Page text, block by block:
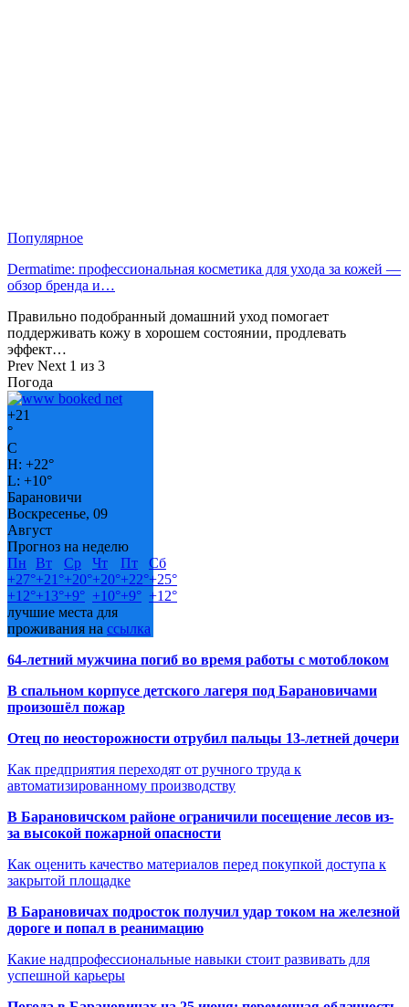
Популярное
Dermatime: профессиональная косметика для ухода за кожей —
обзор бренда и…
Правильно подобранный домашний уход помогает
поддерживать кожу в хорошем состоянии, продлевать
эффект…
Prev Next 1 из 3
Погода
+21
°
C
H: +22°
L: +10°
Барановичи
Воскресенье, 09
Август
Прогноз на неделю
Пн
Вт Ср Чт Пт
Сб
+27°+21°+20°+20°+22°+25°
+12°+13°+9° +10°+9° +12°
лучшие места для
проживания на ссылка
64-летний мужчина погиб во время работы с мотоблоком
В спальном корпусе детского лагеря под Барановичами
произошёл пожар
Отец по неосторожности отрубил пальцы 13-летней дочери
Как предприятия переходят от ручного труда к
автоматизированному производству
В Барановичском районе ограничили посещение лесов из-
за высокой пожарной опасности
Как оценить качество материалов перед покупкой доступа к
закрытой площадке
В Барановичах подросток получил удар током на железной
дороге и попал в реанимацию
Какие надпрофессиональные навыки стоит развивать для
успешной карьеры